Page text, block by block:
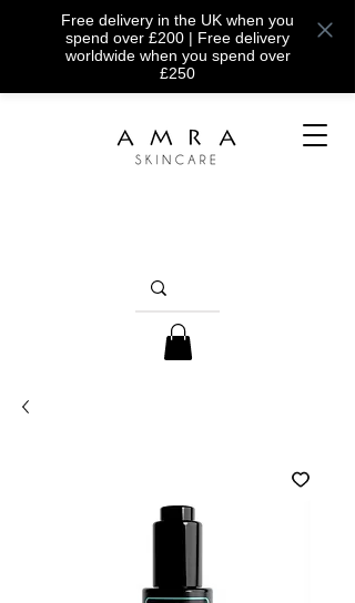
Free delivery in the UK when you
spend over £200 | Free delivery
worldwide when you spend over
£250